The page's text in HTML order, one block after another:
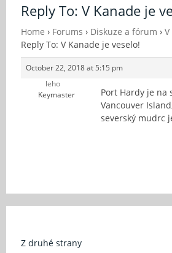
Fórum
O Nezvědavci
Kontakt
Reply To: V Kanade je
Home › Forums › Diskuze a fórum ›
Reply To: V Kanade je veselo!
October 22, 2018 at 5:15 pm
leho
Keymaster
Port Hardy je na
Vancouver
severský mudrc
Z druhé strany